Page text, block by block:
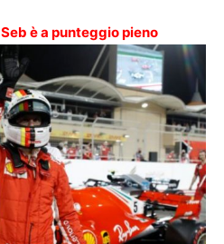
è a punteggio pieno